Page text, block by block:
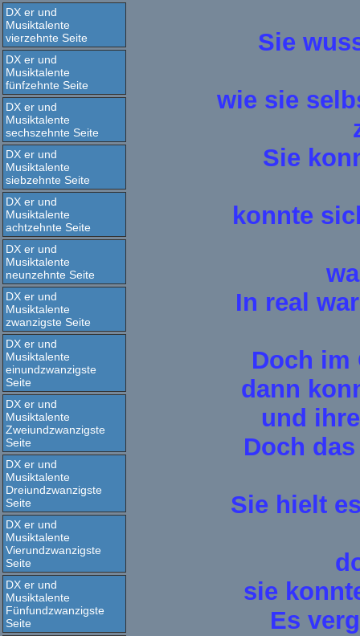
DX er und
Musiktalente
vierzehnte Seite
DX er und
Musiktalente
fünfzehnte Seite
DX er und
Musiktalente
sechszehnte Seite
DX er und
Musiktalente
siebzehnte Seite
DX er und
Musiktalente
achtzehnte Seite
DX er und
Musiktalente
neunzehnte Seite
DX er und
Musiktalente
zwanzigste Seite
DX er und
Musiktalente
einundzwanzigste
Seite
DX er und
Musiktalente
Zweiundzwanzigste
Seite
DX er und
Musiktalente
Dreiundzwanzigste
Seite
DX er und
Musiktalente
Vierundzwanzigste
Seite
DX er und
Musiktalente
Fünfundzwanzigste
Seite
Sie
wie sie
Sie
konnte
In real
Doch im
dann
und
Doch
Sie hielt
sie
Es